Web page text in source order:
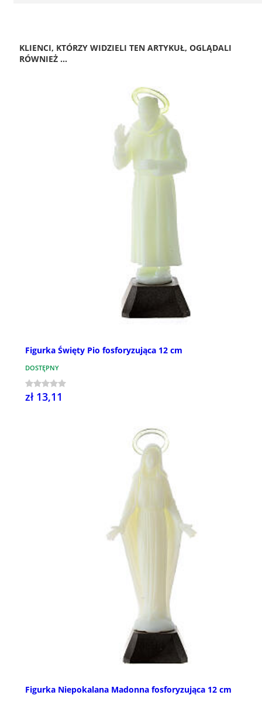
KLIENCI, KTÓRZY WIDZIELI TEN ARTYKUŁ, OGLĄDALI
RÓWNIEŻ ...
Figurka Święty Pio fosforyzująca 12 cm
DOSTĘPNY
zł 13,11
Figurka Niepokalana Madonna fosforyzująca 12 cm